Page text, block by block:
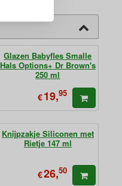
Glazen Babyfles Smalle
Hals Options+ Dr Brown's
250 ml
€19,95
Knijpzakje Siliconen met
Rietje 147 ml
€26,50